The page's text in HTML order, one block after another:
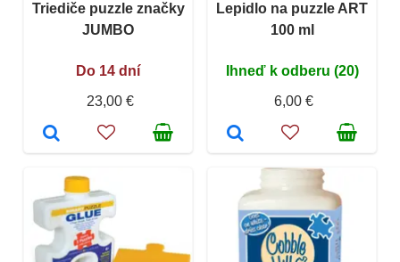
Triediče puzzle značky
JUMBO
Do 14 dní
23,00 €
Lepidlo na puzzle ART
100 ml
Ihneď k odberu (20)
6,00 €